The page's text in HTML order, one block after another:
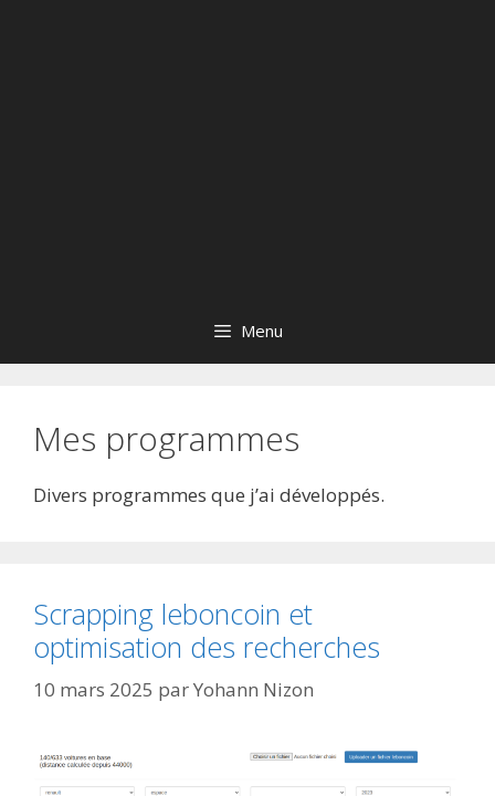
Menu
Mes programmes
Divers programmes que j’ai développés.
Scrapping leboncoin et
optimisation des recherches
10 mars 2025 parYohann Nizon